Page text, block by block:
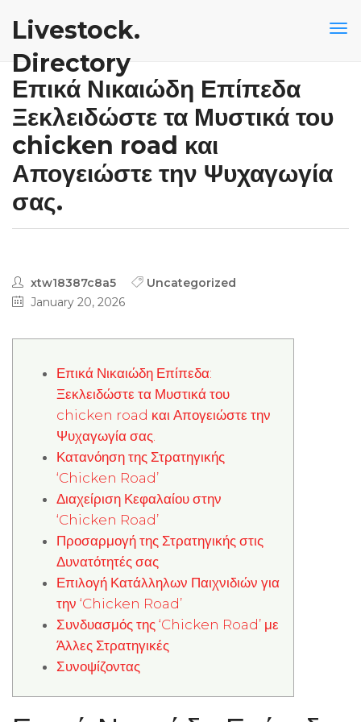
Livestock.
Directory
Επικά Νικαιώδη Επίπεδα
Ξεκλειδώστε τα Μυστικά του
chicken road και
Απογειώστε την Ψυχαγωγία
σας.
xtw18387c8a5
Uncategorized
January 20, 2026
Επικά Νικαιώδη Επίπεδα:
Ξεκλειδώστε τα Μυστικά του
chicken road και Απογειώστε την
Ψυχαγωγία σας.
Κατανόηση της Στρατηγικής
‘Chicken Road’
Διαχείριση Κεφαλαίου στην
‘Chicken Road’
Προσαρμογή της Στρατηγικής στις
Δυνατότητές σας
Επιλογή Κατάλληλων Παιχνιδιών για
την ‘Chicken Road’
Συνδυασμός της ‘Chicken Road’ με
Άλλες Στρατηγικές
Συνοψίζοντας